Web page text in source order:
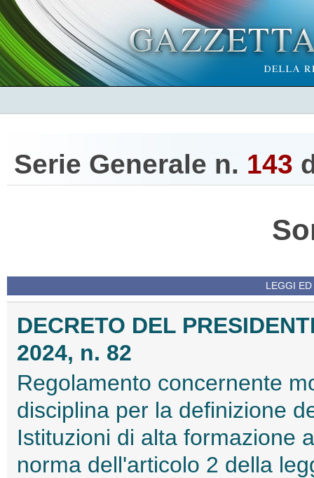
Serie Generale n. 143
LEGGI
DECRETO DEL
2024, n. 82
Regolamento concernente
disciplina per la definizione
Istituzioni di alta formazione
norma dell'articolo 2 della